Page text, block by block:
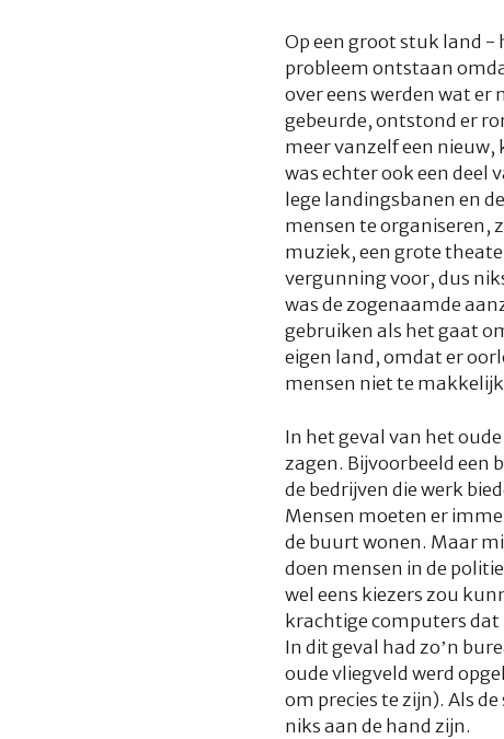
Op een groot stuk land -
probleem ontstaan
over eens werden wat
gebeurde, ontstond er
meer vanzelf een
was echter ook een deel
lege landingsbanen en
mensen te organiseren,
muziek, een grote
vergunning voor, dus
was de zogenaamde
gebruiken als het gaat
eigen land, omdat er
mensen niet te
In het geval van het
zagen. Bijvoorbeeld een
de bedrijven die werk
Mensen moeten er
de buurt wonen. Maar
doen mensen in de
wel eens kiezers zou
krachtige computers dat
In dit geval had zo’n
oude vliegveld werd
om precies te zijn). Als
niks aan de hand zijn.